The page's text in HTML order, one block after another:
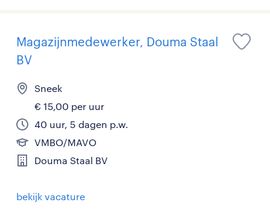
Magazijnmedewerker, Douma Staal
BV
Sneek
€ 15,00 per uur
40 uur, 5 dagen p.w.
VMBO/MAVO
Douma Staal BV
bekijk vacature